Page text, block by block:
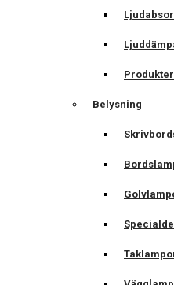
Belysning